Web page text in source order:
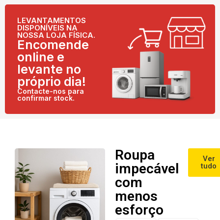
LEVANTAMENTOS
DISPONÍVEIS NA
NOSSA LOJA FÍSICA.
Encomende
online e
levante no
próprio dia!
Contacte-nos para
confirmar stock.
Roupa
impecável
com
menos
esforço
Ver
tudo